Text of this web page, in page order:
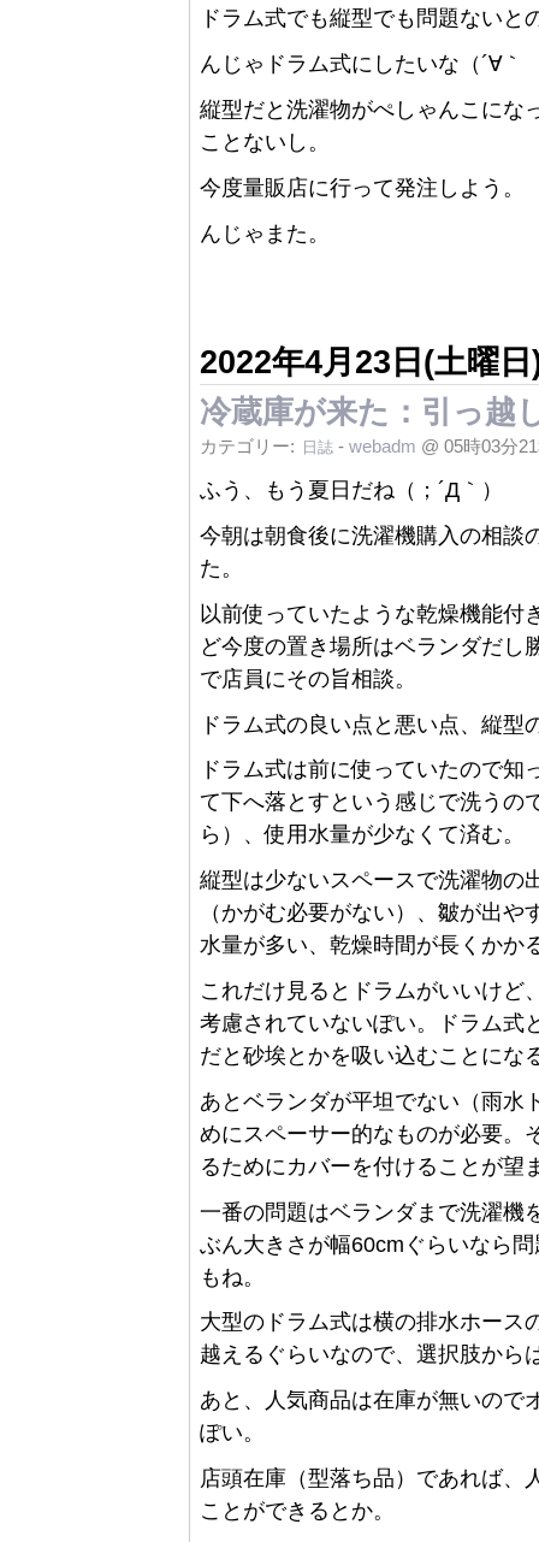
ドラム式でも縦型でも問題ないと
んじゃドラム式にしたいな（´∀
縦型だと洗濯物がぺしゃんこにな
ことないし。
今度量販店に行って発注しよう。
んじゃまた。
2022年4月23日(土曜日
冷蔵庫が来た：引っ越
カテゴリー: 日誌 - webadm @ 05時03分
ふう、もう夏日だね（；´Д｀）
今朝は朝食後に洗濯機購入の相談
た。
以前使っていたような乾燥機能付
ど今度の置き場所はベランダだし
で店員にその旨相談。
ドラム式の良い点と悪い点、縦
ドラム式は前に使っていたので
て下へ落とすという感じで洗うの
ら）、使用水量が少なくて済む。
縦型は少ないスペースで洗濯物の
（かがむ必要がない）、皺が出
水量が多い、乾燥時間が長くかか
これだけ見るとドラムがいいけど
考慮されていないぽい。ドラム式
だと砂埃とかを吸い込むことにな
あとベランダが平坦でない（雨水
めにスペーサー的なものが必要。
るためにカバーを付けることが望
一番の問題はベランダまで洗濯機
ぶん大きさが幅60cmぐらいなら
もね。
大型のドラム式は横の排水ホース
越えるぐらいなので、選択肢から
あと、人気商品は在庫が無いので
ぽい。
店頭在庫（型落ち品）であれば、
ことができるとか。